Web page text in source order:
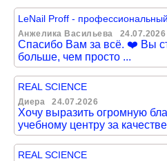
LeNail Proff -
Анжелика Васильева 24.07.2026
Спасибо Вам за всё. ❤️ Вы
больше, чем просто ...
REAL SCIENCE
Диера 24.07.2026
Хочу выразить огромную
учебному центру за
REAL SCIENCE